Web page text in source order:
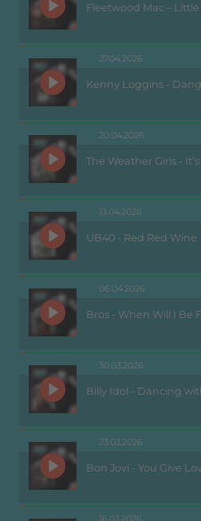
Fleetwood Mac – Little
27.04.2026
Kenny Loggins -
20.04.2026
The Weather Girls -
13.04.2026
UB40 - Red Red Wine
06.04.2026
Bros - When Will I Be
30.03.2026
Billy Idol - Dancing
23.03.2026
Bon Jovi - You Give
16.03.2026